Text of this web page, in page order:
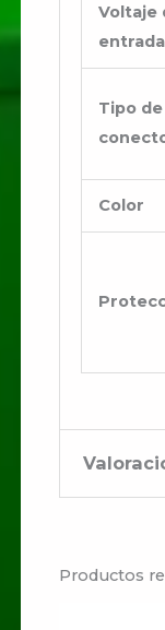
Voltaje
entrada
Tipo de
Color
Sé
Productos